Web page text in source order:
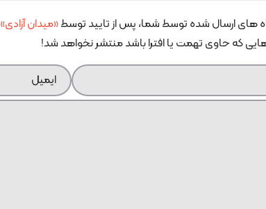
های ارسال شده توسط شما، پس از تایید توسط«میدان آزادی»
که حاوی تهمت یا افترا باشد منتشر نخواهد شد!